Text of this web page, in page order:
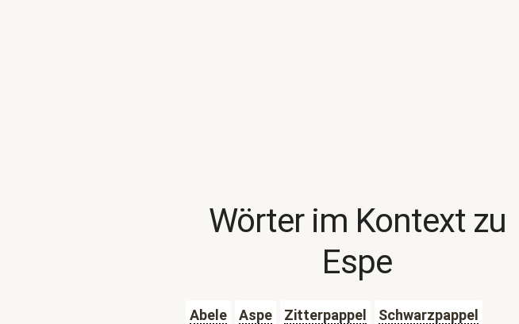
Wörter im Kontext zu
Espe
Abele Aspe Zitterpappel
Schwarzpappel